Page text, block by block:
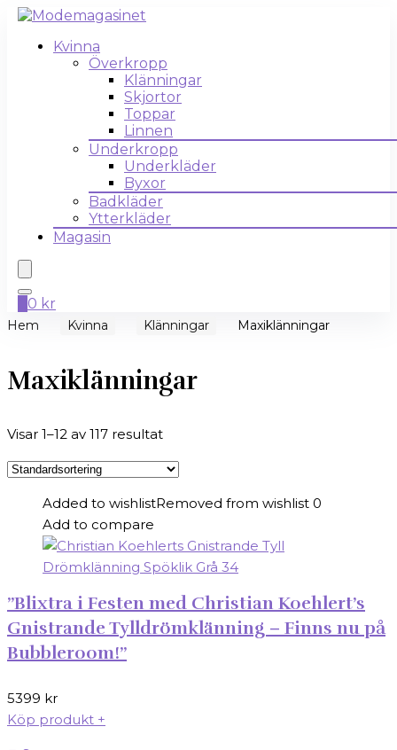
Kvinna
Överkropp
Klänningar
Skjortor
Toppar
Linnen
Underkropp
Underkläder
Byxor
Badkläder
Ytterkläder
Magasin
0 kr
Hem Kvinna Klänningar Maxiklänningar
Maxiklänningar
Visar 1–12 av 117 resultat
Added to wishlistRemoved from wishlist 0
Add to compare
”Blixtra i Festen med Christian Koehlert’s
Gnistrande Tylldrömklänning – Finns nu på
Bubbleroom!”
5399 kr
Köp produkt +